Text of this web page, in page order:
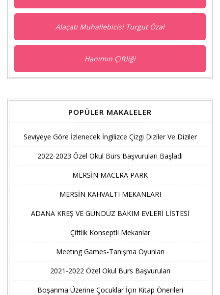
Alaçatı Muhallebicisi Turgut Özal
Hanımın Çiftliği
POPÜLER MAKALELER
Seviyeye Göre İzlenecek İngilizce Çizgi Diziler Ve Diziler
2022-2023 Özel Okul Burs Başvuruları Başladı
MERSİN MACERA PARK
MERSİN KAHVALTI MEKANLARI
ADANA KREŞ VE GÜNDÜZ BAKIM EVLERİ LİSTESİ
Çiftlik Konseptli Mekanlar
Meetıng Games-Tanışma Oyunları
2021-2022 Özel Okul Burs Başvuruları
Boşanma Üzerine Çocuklar İçin Kitap Önerileri